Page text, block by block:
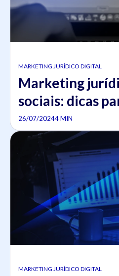
MARKETING JURÍDICO DIGITAL
Marketing
sociais: dicas
26/07/20244 MIN
MARKETING JURÍDICO DIGITAL